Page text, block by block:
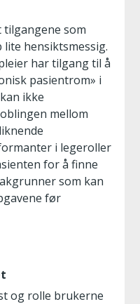
som
hensiktsmessig.
har tilgang til å
pasientrom» i
ikke
mellom
i legeroller
for å finne
som kan
før
og rolle brukerne